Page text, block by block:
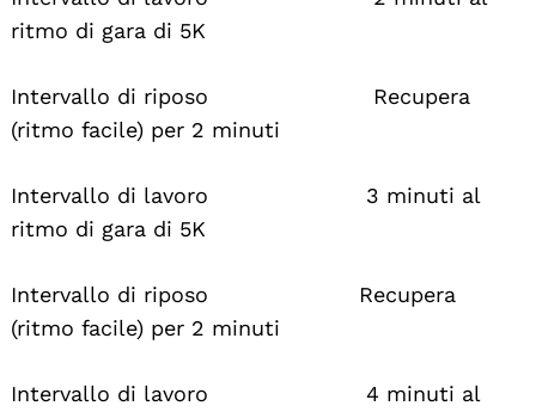
ritmo di gara di 5K
Intervallo di riposo Recupera
(ritmo facile) per 2 minuti
Intervallo di lavoro 3 minuti al
ritmo di gara di 5K
Intervallo di riposo Recupera
(ritmo facile) per 2 minuti
Intervallo di lavoro 4 minuti al